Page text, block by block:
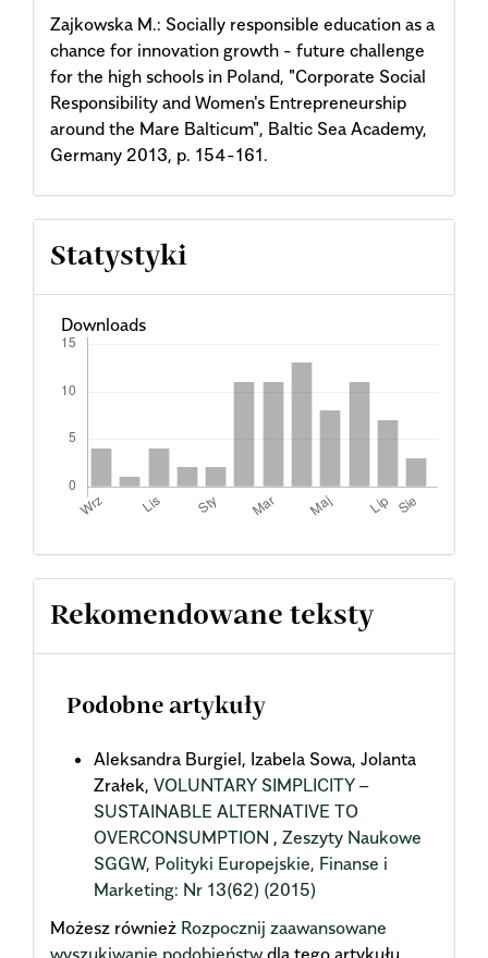
Zajkowska M.: Socially responsible education as a
chance for innovation growth - future challenge
for the high schools in Poland, "Corporate Social
Responsibility and Women's Entrepreneurship
around the Mare Balticum", Baltic Sea Academy,
Germany 2013, p. 154-161.
Statystyki
Downloads
Rekomendowane teksty
Podobne artykuły
Aleksandra Burgiel, Izabela Sowa, Jolanta
Zrałek, VOLUNTARY SIMPLICITY –
SUSTAINABLE ALTERNATIVE TO
OVERCONSUMPTION , Zeszyty Naukowe
SGGW, Polityki Europejskie, Finanse i
Marketing: Nr 13(62) (2015)
Możesz również Rozpocznij zaawansowane
wyszukiwanie podobieństwdla tego artykułu.